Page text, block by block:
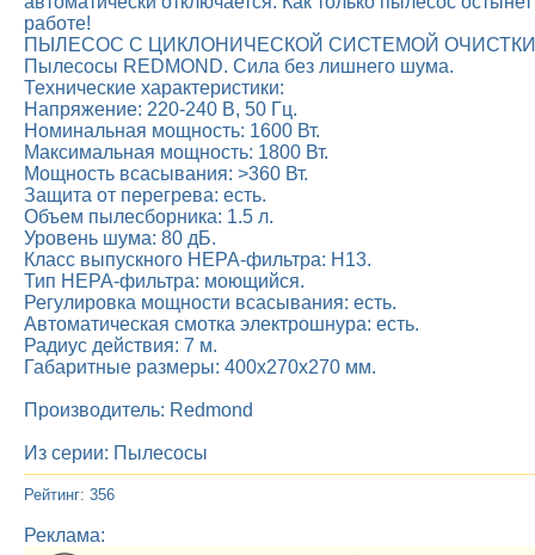
работе!
ПЫЛЕСОС С ЦИКЛОНИЧЕСКОЙ СИСТЕМОЙ ОЧИСТКИ
Пылесосы REDMOND. Сила без лишнего шума.
Технические характеристики:
Напряжение: 220-240 В, 50 Гц.
Номинальная мощность: 1600 Вт.
Максимальная мощность: 1800 Вт.
Мощность всасывания: >360 Вт.
Защита от перегрева: есть.
Объем пылесборника: 1.5 л.
Уровень шума: 80 дБ.
Класс выпускного HEPA-фильтра: H13.
Тип НЕРА-фильтра: моющийся.
Регулировка мощности всасывания: есть.
Автоматическая смотка электрошнура: есть.
Радиус действия: 7 м.
Габаритные размеры: 400х270х270 мм.
Производитель: Redmond
Из серии: Пылесосы
Рейтинг: 356
Реклама: